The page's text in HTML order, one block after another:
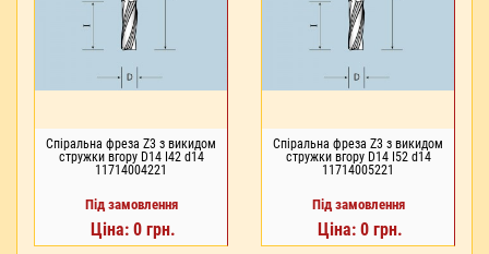
Спіральна фреза Z3 з викидом
стружки вгору D14 I42 d14
11714004221
Під замовлення
Ціна: 0 грн.
Спіральна фреза Z3 з викидом
стружки вгору D14 I52 d14
11714005221
Під замовлення
Ціна: 0 грн.